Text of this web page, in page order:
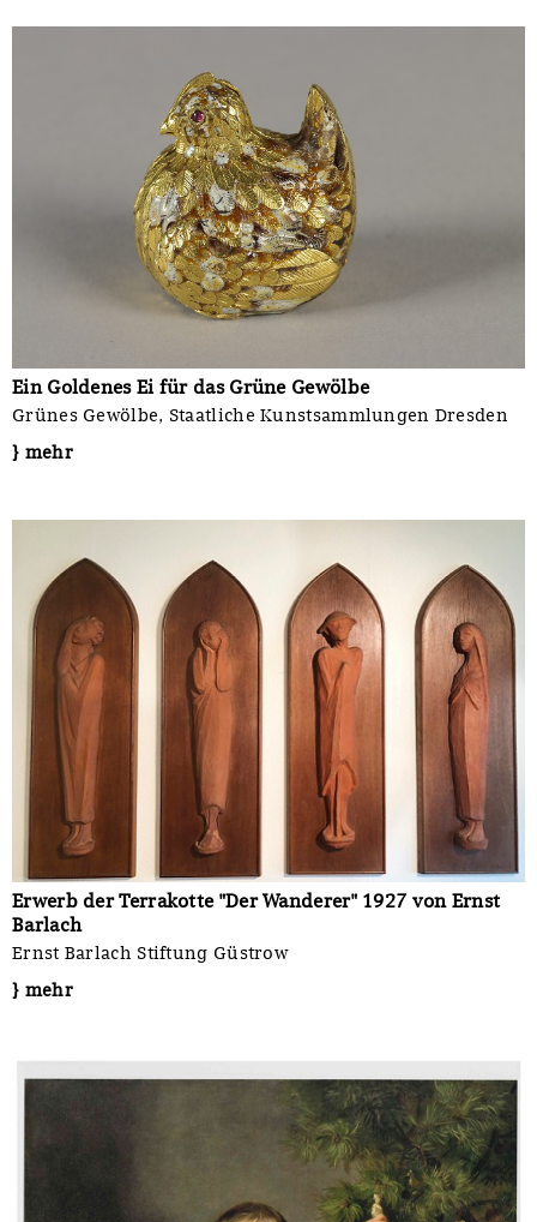
Ein Goldenes Ei für das Grüne Gewölbe
Grünes Gewölbe, Staatliche Kunstsammlungen Dresden
} mehr
Erwerb der Terrakotte "Der Wanderer" 1927 von Ernst
Barlach
Ernst Barlach Stiftung Güstrow
} mehr